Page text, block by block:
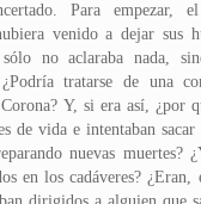
Para
venido a dejar sus
no aclaraba nada,
tratarse de una
Y, si era así, ¿por
de vida e intentaban
nuevas muertes?
en los cadáveres?